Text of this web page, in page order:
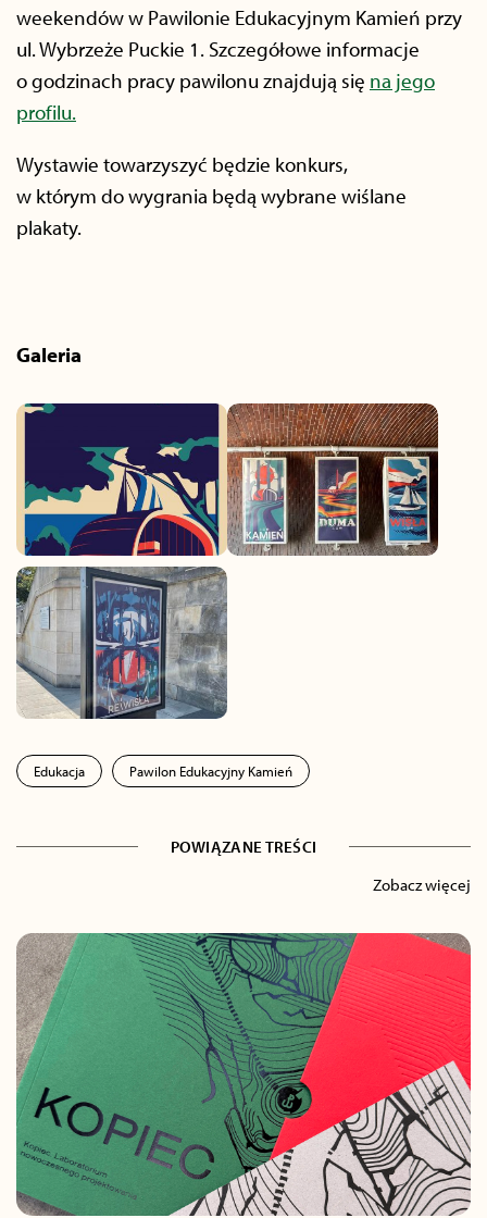
weekendów w Pawilonie Edukacyjnym Kamień przy
ul. Wybrzeże Puckie 1. Szczegółowe informacje
o godzinach pracy pawilonu znajdują się na jego
profilu.
Wystawie towarzyszyć będzie konkurs,
w którym do wygrania będą wybrane wiślane
plakaty.
Galeria
Edukacja Pawilon Edukacyjny Kamień
POWIĄZANE TREŚCI
Zobacz więcej